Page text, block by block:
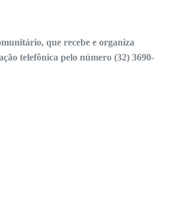
que recebe e organiza
telefônica pelo número (32) 3690-